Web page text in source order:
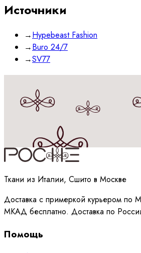
Источники
→Hypebeast Fashion
→Buro 24/7
→SV77
Принимаюполитикуобработки
Ткани из Италии, Сшито в Москве
Доставка с примеркой курьером по
МКАД бесплатно. Доставка по
Помощь